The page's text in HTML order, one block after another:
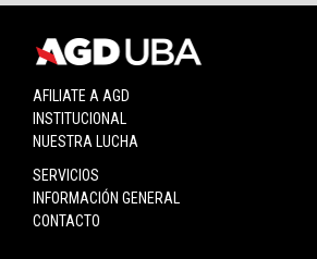
AFILIATE A AGD
INSTITUCIONAL
NUESTRA LUCHA
SERVICIOS
INFORMACIÓN GENERAL
CONTACTO